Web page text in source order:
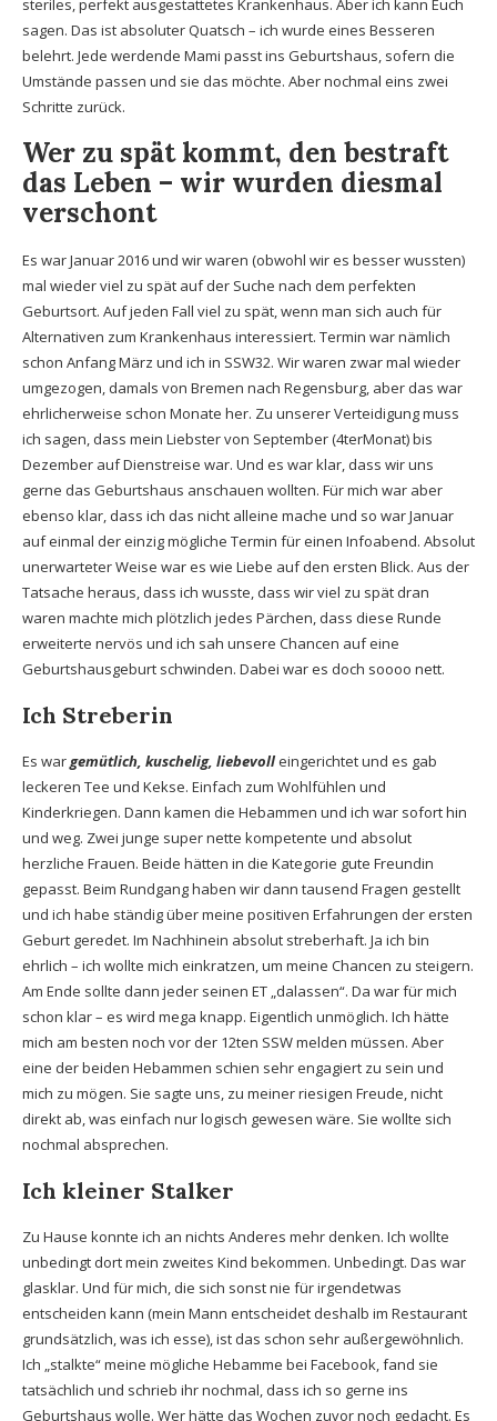
steriles, perfekt ausgestattetes Krankenhaus. Aber ich kann Euch
sagen. Das ist absoluter Quatsch – ich wurde eines Besseren
belehrt. Jede werdende Mami passt ins Geburtshaus, sofern die
Umstände passen und sie das möchte. Aber nochmal eins zwei
Schritte zurück.
Wer zu spät kommt, den bestraft
das Leben – wir wurden diesmal
verschont
Es war Januar 2016 und wir waren (obwohl wir es besser wussten)
mal wieder viel zu spät auf der Suche nach dem perfekten
Geburtsort. Auf jeden Fall viel zu spät, wenn man sich auch für
Alternativen zum Krankenhaus interessiert. Termin war nämlich
schon Anfang März und ich in SSW32. Wir waren zwar mal wieder
umgezogen, damals von Bremen nach Regensburg, aber das war
ehrlicherweise schon Monate her. Zu unserer Verteidigung muss
ich sagen, dass mein Liebster von September (4terMonat) bis
Dezember auf Dienstreise war. Und es war klar, dass wir uns
gerne das Geburtshaus anschauen wollten. Für mich war aber
ebenso klar, dass ich das nicht alleine mache und so war Januar
auf einmal der einzig mögliche Termin für einen Infoabend. Absolut
unerwarteter Weise war es wie Liebe auf den ersten Blick. Aus der
Tatsache heraus, dass ich wusste, dass wir viel zu spät dran
waren machte mich plötzlich jedes Pärchen, dass diese Runde
erweiterte nervös und ich sah unsere Chancen auf eine
Geburtshausgeburt schwinden. Dabei war es doch soooo nett.
Ich Streberin
Es wargemütlich, kuschelig, liebevolleingerichtet und es gab
leckeren Tee und Kekse. Einfach zum Wohlfühlen und
Kinderkriegen. Dann kamen die Hebammen und ich war sofort hin
und weg. Zwei junge super nette kompetente und absolut
herzliche Frauen. Beide hätten in die Kategorie gute Freundin
gepasst. Beim Rundgang haben wir dann tausend Fragen gestellt
und ich habe ständig über meine positiven Erfahrungen der ersten
Geburt geredet. Im Nachhinein absolut streberhaft. Ja ich bin
ehrlich – ich wollte mich einkratzen, um meine Chancen zu steigern.
Am Ende sollte dann jeder seinen ET „dalassen“. Da war für mich
schon klar – es wird mega knapp. Eigentlich unmöglich. Ich hätte
mich am besten noch vor der 12ten SSW melden müssen. Aber
eine der beiden Hebammen schien sehr engagiert zu sein und
mich zu mögen. Sie sagte uns, zu meiner riesigen Freude, nicht
direkt ab, was einfach nur logisch gewesen wäre. Sie wollte sich
nochmal absprechen.
Ich kleiner Stalker
Zu Hause konnte ich an nichts Anderes mehr denken. Ich wollte
unbedingt dort mein zweites Kind bekommen. Unbedingt. Das war
glasklar. Und für mich, die sich sonst nie für irgendetwas
entscheiden kann (mein Mann entscheidet deshalb im Restaurant
grundsätzlich, was ich esse), ist das schon sehr außergewöhnlich.
Ich „stalkte“ meine mögliche Hebamme bei Facebook, fand sie
tatsächlich und schrieb ihr nochmal, dass ich so gerne ins
Geburtshaus wolle. Wer hätte das Wochen zuvor noch gedacht. Es